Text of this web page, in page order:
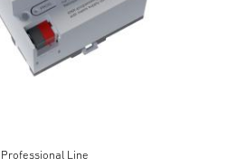
Line